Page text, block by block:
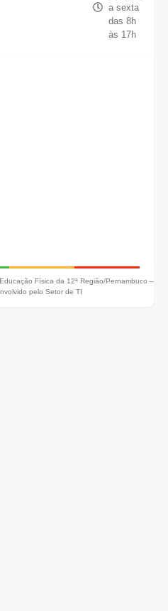
a sexta
das 8h
às 17h
Física da 12ª Região/Pernambuco –
pelo Setor de TI